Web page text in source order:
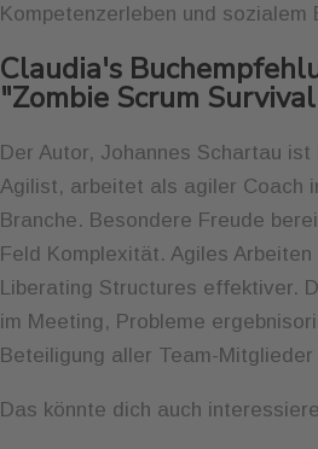
Kompetenzerleben und sozialem
Claudia's
"Zombie Scrum
Der Autor, Johannes Schartau
Agilist, arbeitet als agiler Coach
Branche. Besondere Freude
Feld Komplexität. Agiles
Liberating Structures effektiver.
im Meeting, Probleme
Beteiligung aller Team-Mitglieder
Das könnte dich auch